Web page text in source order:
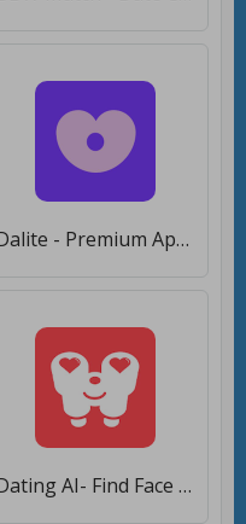
Dalite - Premium App to Date, Chat, & Meet People [Без рекламы]
Dating AI- Find Face Date Meet [Без рекламы]